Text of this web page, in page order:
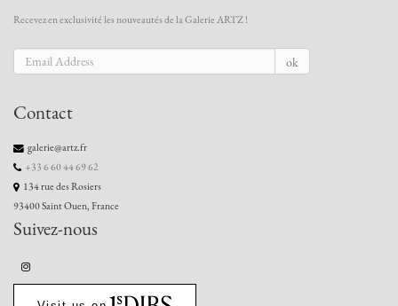
Recevez en exclusivité les nouveautés de la Galerie ARTZ !
ok
Contact
galerie@artz.fr
+33 6 60 44 69 62
134 rue des Rosiers
93400 Saint Ouen, France
Suivez-nous